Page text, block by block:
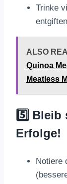
Trinke
ALSO
Quinoa
Meatless
5️⃣
Erfolge!
Notiere